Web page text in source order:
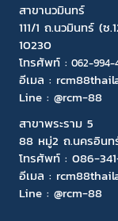
สาขานวมินทร์
111/1 ถ.นวมินทร์ (
10230
โทรศัพท์ : 062-994-
อีเมล :
Line : @rcm-88
สาขาพระราม 5
88 หมู่2 ถ.นครอินท
โทรศัพท์ : 086-
อีเมล :
Line : @rcm-88